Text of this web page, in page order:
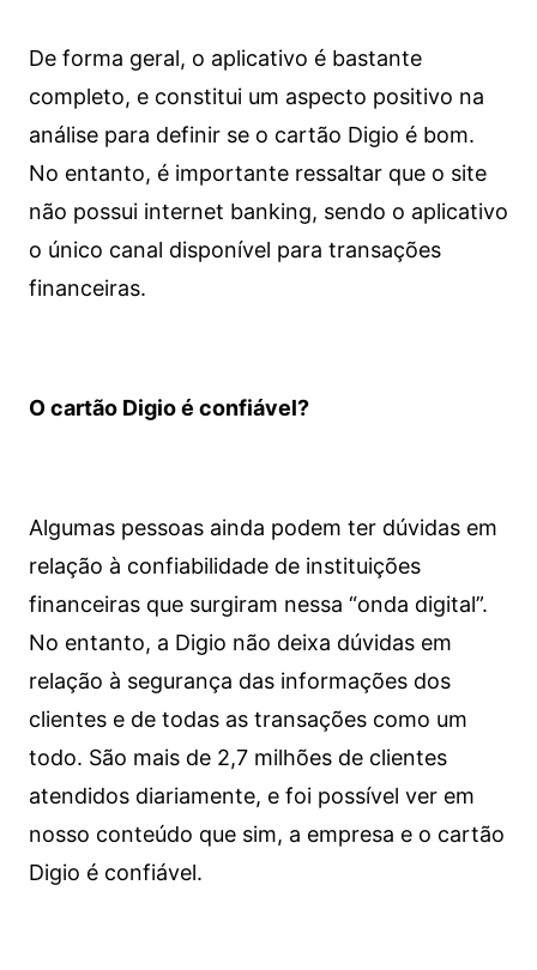
De forma geral, o aplicativo é bastante
completo, e constitui um aspecto positivo na
análise para definir se o cartão Digio é bom.
No entanto, é importante ressaltar que o site
não possui internet banking, sendo o aplicativo
o único canal disponível para transações
financeiras.
O cartão Digio é confiável?
Algumas pessoas ainda podem ter dúvidas em
relação à confiabilidade de instituições
financeiras que surgiram nessa “onda digital”.
No entanto, a Digio não deixa dúvidas em
relação à segurança das informações dos
clientes e de todas as transações como um
todo. São mais de 2,7 milhões de clientes
atendidos diariamente, e foi possível ver em
nosso conteúdo que sim, a empresa e o cartão
Digio é confiável.